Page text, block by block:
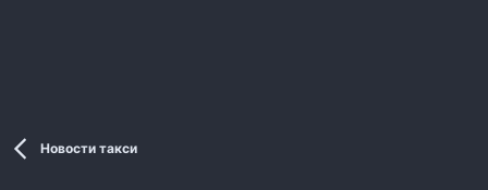
Новости такси